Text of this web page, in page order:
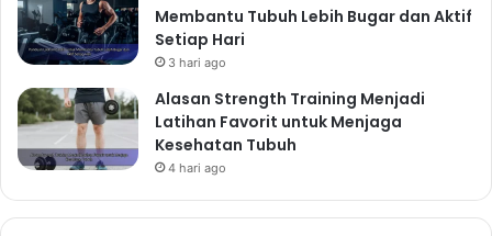
Membantu Tubuh Lebih Bugar dan Aktif
Setiap Hari
3 hari ago
Alasan Strength Training Menjadi
Latihan Favorit untuk Menjaga
Kesehatan Tubuh
4 hari ago